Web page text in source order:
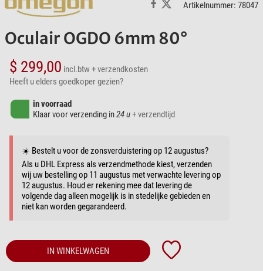
Artikelnummer: 78047
Oculair OGDO 6mm 80°
$ 299,00 incl.btw+ verzendkosten
Heeft u elders goedkoper gezien?
in voorraad
Klaar voor verzending in24 u+ verzendtijd
☀️ Bestelt u voor de zonsverduistering op 12 augustus?
Als u DHL Express als verzendmethode kiest, verzenden
wij uw bestelling op 11 augustus met verwachte levering op
12 augustus. Houd er rekening mee dat levering de
volgende dag alleen mogelijk is in stedelijke gebieden en
niet kan worden gegarandeerd.
IN WINKELWAGEN